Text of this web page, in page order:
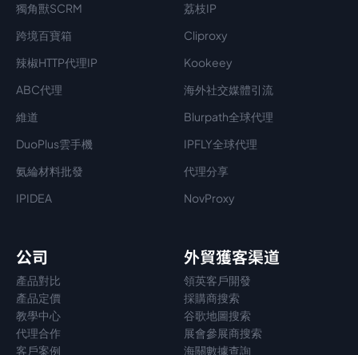
獨角獸SCRM
荔枝IP
跨境百寶箱
Cliproxy
辣椒HTTP代理IP
Kookeey
ABC代理
海外社交媒體引流
維道
Blurpath全球代理
DuoPlus雲手機
IPFLY全球代理
氨綸材料批發
代理分享
IPIDEA
NovProxy
公司
產品對比
產品定價
教學中心
代理合作
客戶案例
外貿獲客渠道
領英客戶開發
採購商搜索
谷歌地圖搜索
展會參展商搜索
海關數據查詢